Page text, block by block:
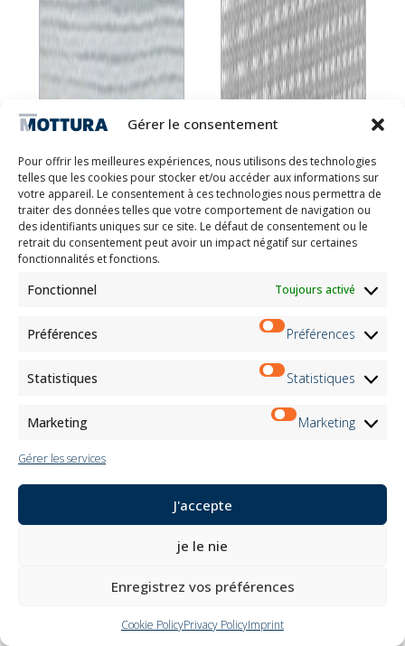
Gérer le consentement
Pour offrir les meilleures expériences, nous utilisons des technologies
telles que les cookies pour stocker et/ou accéder aux informations sur
votre appareil. Le consentement à ces technologies nous permettra de
traiter des données telles que votre comportement de navigation ou
des identifiants uniques sur ce site. Le défaut de consentement ou le
retrait du consentement peut avoir un impact négatif sur certaines
fonctionnalités et fonctions.
Fonctionnel Toujours activé
Préférences Préférences
Statistiques Statistiques
Marketing Marketing
Gérer les services
J'accepte
je le nie
Enregistrez vos préférences
Cookie PolicyPrivacy PolicyImprint